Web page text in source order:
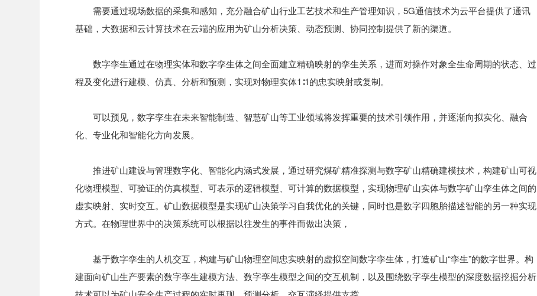
需要通过现场数据的采集和感知，充分融合矿山行业工艺技术和生产管理知识，5G通信技术为云平台提供了通讯
基础，大数据和云计算技术在云端的应用为矿山分析决策、动态预测、协同控制提供了新的渠道。
数字孪生通过在物理实体和数字孪生体之间全面建立精确映射的孪生关系，进而对操作对象全生命周期的状态、过
程及变化进行建模、仿真、分析和预测，实现对物理实体1∶1的忠实映射或复制。
可以预见，数字孪生在未来智能制造、智慧矿山等工业领域将发挥重要的技术引领作用，并逐渐向拟实化、融合
化、专业化和智能化方向发展。
推进矿山建设与管理数字化、智能化内涵式发展，通过研究煤矿精准探测与数字矿山精确建模技术，构建矿山可视
化物理模型、可验证的仿真模型、可表示的逻辑模型、可计算的数据模型，实现物理矿山实体与数字矿山孪生体之间的
虚实映射、实时交互。矿山数据模型是实现矿山决策学习自我优化的关键，同时也是数字四胞胎描述智能的另一种实现
方式。在物理世界中的决策系统可以根据以往发生的事件而做出决策，
基于数字孪生的人机交互，构建与矿山物理空间忠实映射的虚拟空间数字孪生体，打造矿山“孪生”的数字世界。构
建面向矿山生产要素的数字孪生建模方法、数字孪生模型之间的交互机制，以及围绕数字孪生模型的深度数据挖掘分析